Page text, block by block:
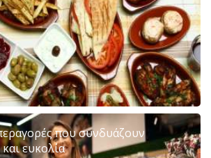
που συνδυάζουν
ευκολία